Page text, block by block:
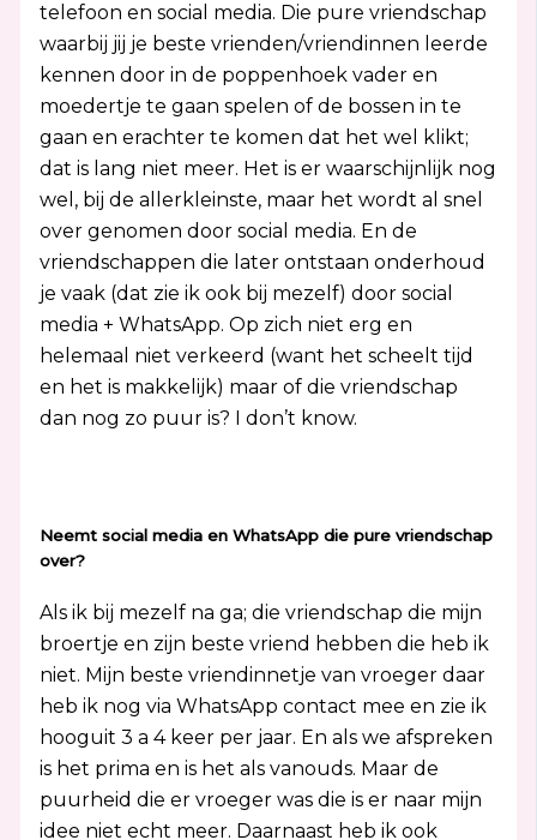
telefoon en social media. Die pure vriendschap
waarbij jij je beste vrienden/vriendinnen leerde
kennen door in de poppenhoek vader en
moedertje te gaan spelen of de bossen in te
gaan en erachter te komen dat het wel klikt;
dat is lang niet meer. Het is er waarschijnlijk nog
wel, bij de allerkleinste, maar het wordt al snel
over genomen door social media. En de
vriendschappen die later ontstaan onderhoud
je vaak (dat zie ik ook bij mezelf) door social
media + WhatsApp. Op zich niet erg en
helemaal niet verkeerd (want het scheelt tijd
en het is makkelijk) maar of die vriendschap
dan nog zo puur is? I don’t know.
Neemt social media en WhatsApp die pure vriendschap
over?
Als ik bij mezelf na ga; die vriendschap die mijn
broertje en zijn beste vriend hebben die heb ik
niet. Mijn beste vriendinnetje van vroeger daar
heb ik nog via WhatsApp contact mee en zie ik
hooguit 3 a 4 keer per jaar. En als we afspreken
is het prima en is het als vanouds. Maar de
puurheid die er vroeger was die is er naar mijn
idee niet echt meer. Daarnaast heb ik ook